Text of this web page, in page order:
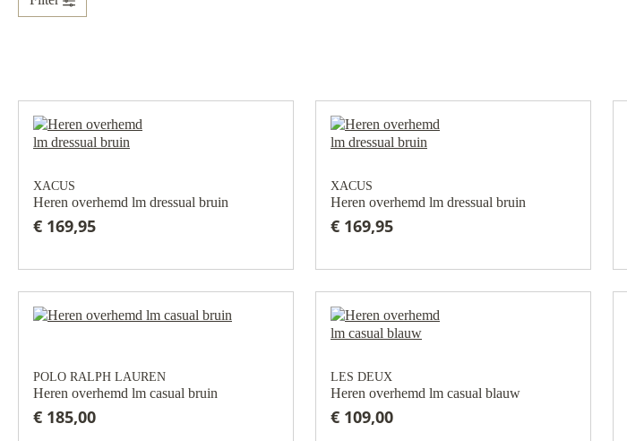
XACUS
Heren overhemd lm dressual bruin
€ 169,95
XACUS
Heren overhemd lm dressual bruin
€ 169,95
POLO RALPH LAUREN
Heren overhemd lm casual bruin
€ 185,00
LES DEUX
Heren overhemd lm casual blauw
€ 109,00